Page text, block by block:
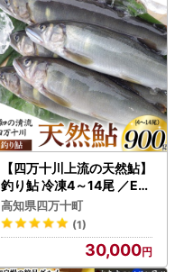
【四万十川上流の天然鮎】
釣り鮎 冷凍4～14尾 ／Esj
-41k
高知県四万十町
(1)
30,000